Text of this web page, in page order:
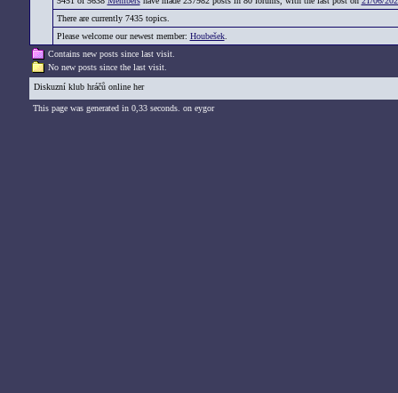
There are currently 7435 topics.
Please welcome our newest member: Houbešek.
Contains new posts since last visit.
No new posts since the last visit.
Diskuzní klub hráčů online her
This page was generated in 0,33 seconds. on eygor